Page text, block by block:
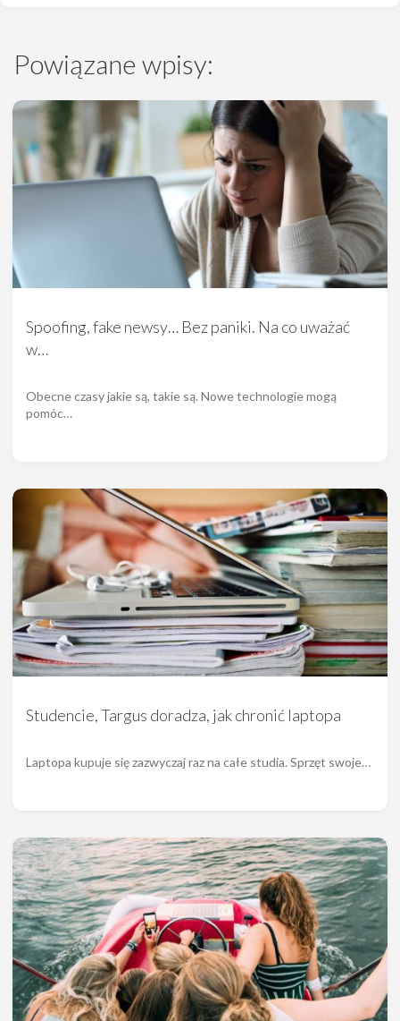
Powiązane wpisy:
Spoofing, fake newsy… Bez paniki. Na co uważać
w…
Obecne czasy jakie są, takie są. Nowe technologie mogą
pomóc…
Studencie, Targus doradza, jak chronić laptopa
Laptopa kupuje się zazwyczaj raz na całe studia. Sprzęt swoje…